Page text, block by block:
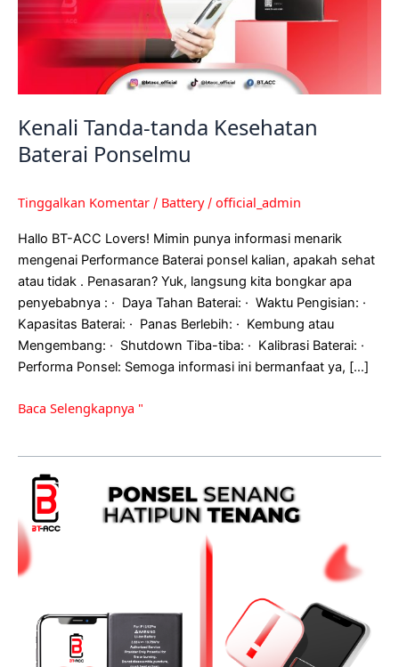
Kenali Tanda-tanda Kesehatan
Baterai Ponselmu
Tinggalkan Komentar / Battery/ official_admin
Hallo BT-ACC Lovers! Mimin punya informasi menarik
mengenai Performance Baterai ponsel kalian, apakah sehat
atau tidak . Penasaran? Yuk, langsung kita bongkar apa
penyebabnya : · Daya Tahan Baterai: · Waktu Pengisian: ·
Kapasitas Baterai: · Panas Berlebih: · Kembung atau
Mengembang: · Shutdown Tiba-tiba: · Kalibrasi Baterai: ·
Performa Ponsel: Semoga informasi ini bermanfaat ya, […]
Baca Selengkapnya "
Ponsel
Cepat
Habis?
Ini
Penyebab
Cara
Mengatasinya